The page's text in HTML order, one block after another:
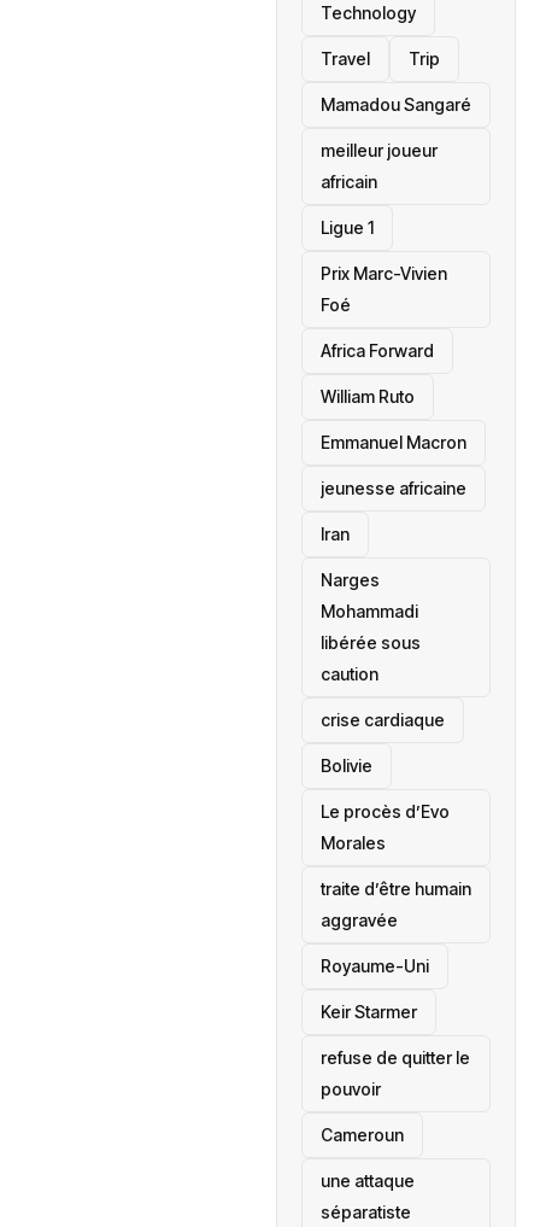
Technology
Travel Trip
Mamadou Sangaré
meilleur joueur
africain
Ligue 1
Prix Marc-Vivien
Foé
‎Africa Forward
William Ruto
Emmanuel Macron
jeunesse africaine
‎Iran
Narges
Mohammadi
libérée sous
caution
crise cardiaque
‎Bolivie
Le procès d’Evo
Morales
traite d’être humain
aggravée
‎Royaume-Uni
Keir Starmer
refuse de quitter le
pouvoir
‎Cameroun
une attaque
séparatiste